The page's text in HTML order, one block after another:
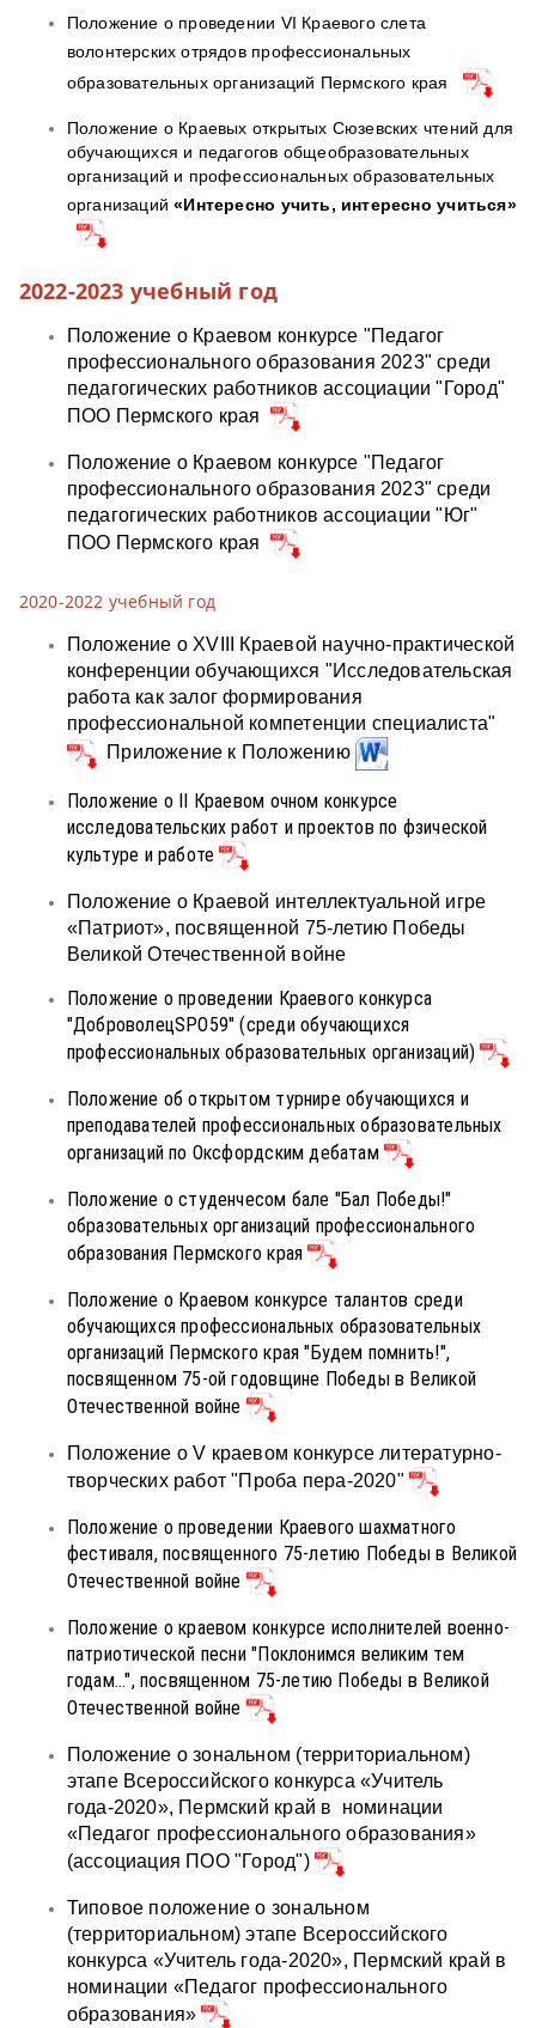
Положение о проведении VI Краевого слета
волонтерских отрядов профессиональных
образовательных организаций Пермского края
Положение о Краевых открытых Сюзевских чтений для
обучающихся и педагогов общеобразовательных
организаций и профессиональных образовательных
организаций«Интересно учить, интересно учиться»
2022-2023 учебный год
Положение о Краевом конкурсе "Педагог
профессионального образования 2023" среди
педагогических работников ассоциации "Город"
ПОО Пермского края
Положение о Краевом конкурсе "Педагог
профессионального образования 2023" среди
педагогических работников ассоциации "Юг"
ПОО Пермского края
2020-2022 учебный год
Положение о ХVIII Краевой научно-практической
конференции обучающихся "Исследовательская
работа как залог формирования
профессиональной компетенции специалиста"
Приложение к Положению
Положение о II Краевом очном конкурсе
исследовательских работ и проектов по фзической
культуре и работе
Положение о Краевой интеллектуальной игре
«Патриот», посвященной 75-летию Победы
Великой Отечественной войне
Положение о проведении Краевого конкурса
"ДоброволецSPO59" (среди обучающихся
профессиональных образовательных организаций)
Положение об открытом турнире обучающихся и
преподавателей профессиональных образовательных
организаций по Оксфордским дебатам
Положение о студенчесом бале "Бал Победы!"
образовательных организаций профессионального
образования Пермского края
Положение о Краевом конкурсе талантов среди
обучающихся профессиональных образовательных
организаций Пермского края "Будем помнить!",
посвященном 75-ой годовщине Победы в Великой
Отечественной войне
Положение о V краевом конкурсе литературно-
творческих работ "Проба пера-2020"
Положение о проведении Краевого шахматного
фестиваля, посвященного 75-летию Победы в Великой
Отечественной войне
Положение о краевом конкурсе исполнителей военно-
патриотической песни "Поклонимся великим тем
годам...", посвященном 75-летию Победы в Великой
Отечественной войне
Положение о зональном (территориальном)
этапе Всероссийского конкурса «Учитель
года-2020», Пермский край в номинации
«Педагог профессионального образования»
(ассоциация ПОО "Город")
Типовое положение о зональном
(территориальном) этапе Всероссийского
конкурса «Учитель года-2020», Пермский край в
номинации «Педагог профессионального
образования»